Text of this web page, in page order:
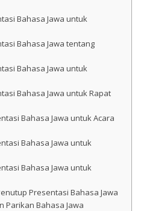
Bahasa Jawa untuk
Bahasa Jawa tentang
Bahasa Jawa untuk
Bahasa Jawa untuk Rapat
Bahasa Jawa untuk Acara
Bahasa Jawa untuk
Bahasa Jawa untuk
Presentasi Bahasa Jawa
Parikan Bahasa Jawa